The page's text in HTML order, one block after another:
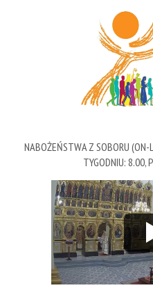
NABOŻEŃSTWA Z SOBORU
TYGODNIU: 8.00,